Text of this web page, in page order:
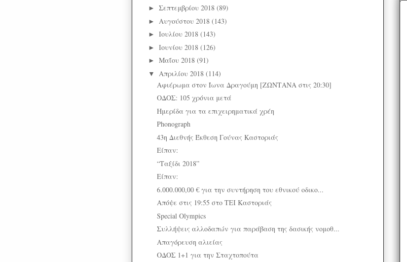
► Σεπτεμβρίου 2018 (89)
► Αυγούστου 2018 (143)
► Ιουλίου 2018 (143)
► Ιουνίου 2018 (126)
► Μαΐου 2018 (91)
▼ Απριλίου 2018 (114)
Αφιέρωμα στον Ίωνα Δραγούμη [ΖΩΝΤΑΝΑ στις 20:30]
ΟΔΟΣ: 105 χρόνια μετά
Ημερίδα για τα επιχειρηματικά χρέη
Phonograph
43η Διεθνής Έκθεση Γούνας Καστοριάς
Είπαν:
“Ταξίδι 2018”
Είπαν:
6.000.000,00 € για την συντήρηση του εθνικού οδικο...
Απόψε στις 19:55 στο ΤΕΙ Καστοριάς
Special Olympics
Συλλήψεις αλλοδαπών για παράβαση της δασικής νομοθ...
Απαγόρευση αλιείας
ΟΔΟΣ 1+1 για την Σταχτοπούτα